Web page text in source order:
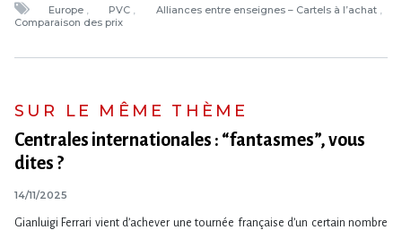
Europe PVC
Alliances entre enseignes – Cartels à l’achat
Comparaison des prix
SUR LE MÊME THÈME
Centrales internationales : “fantasmes”, vous
dites ?
14/11/2025
Gianluigi Ferrari vient d’achever une tournée française d’un certain nombre